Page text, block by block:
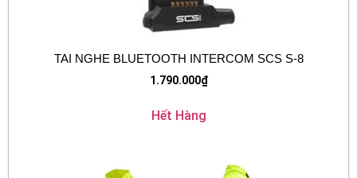
TAI NGHE BLUETOOTH INTERCOM SCS S-8
1.790.000₫
Hết Hàng